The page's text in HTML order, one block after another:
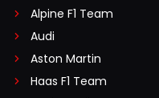
Alpine F1 Team
Audi
Aston Martin
Haas F1 Team